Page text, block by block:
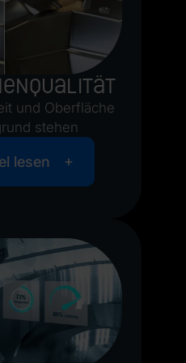
und Oberfläche
stehen
lesen